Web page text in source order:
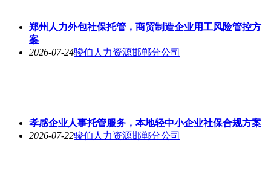
郑州人力外包社保托管，商贸制造企业用工风险管控方
案
2026-07-24骏伯人力资源邯郸分公司
孝感企业人事托管服务，本地轻中小企业社保合规方案
2026-07-22骏伯人力资源邯郸分公司